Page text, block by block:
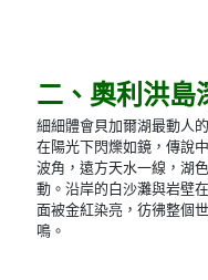
二、奧利洪島
細細體會貝加爾湖最動人
在陽光下閃爍如鏡，傳說
波角，遠方天水一線，湖
動。沿岸的白沙灘與岩壁
面被金紅染亮，彷彿整個
鳴。